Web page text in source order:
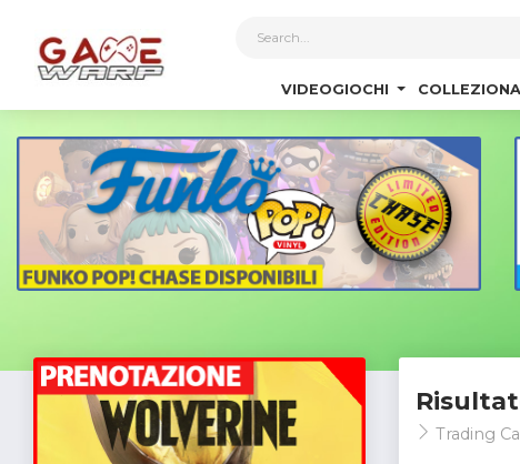
VIDEOGIOCHI
Trading